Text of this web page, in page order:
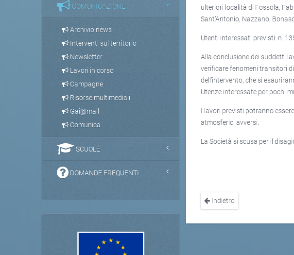
ulteriori località di Fossola,
Sant’Antonio, Nazzano,
Utenti interessati previsti: n.
Alla conclusione dei suddetti
verificare fenomeni transitori
dell’intervento, che si
Utenze interessate per pochi
I lavori previsti potranno
atmosferici avversi.
La Società si scusa per il
Indietro
COMUNICAZIONE
Archivio news
Interventi sul territorio
Newsletter
Lavori in corso
Campagne
Risorse multimediali
Gai@mail
Comunica
SCUOLE
DOMANDE FREQUENTI